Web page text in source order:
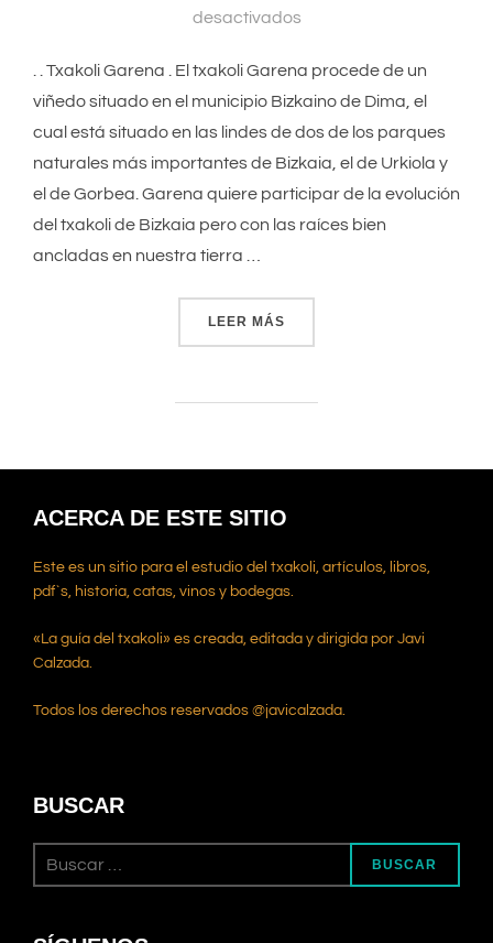
desactivados
. . Txakoli Garena . El txakoli Garena procede de un
viñedo situado en el municipio Bizkaino de Dima, el
cual está situado en las lindes de dos de los parques
naturales más importantes de Bizkaia, el de Urkiola y
el de Gorbea. Garena quiere participar de la evolución
del txakoli de Bizkaia pero con las raíces bien
ancladas en nuestra tierra …
LEER MÁS
ACERCA DE ESTE SITIO
Este es un sitio para el estudio del txakoli, artículos, libros,
pdf`s, historia, catas, vinos y bodegas.
«La guía del txakoli» es creada, editada y dirigida por Javi
Calzada.
Todos los derechos reservados @javicalzada.
BUSCAR
BUSCAR